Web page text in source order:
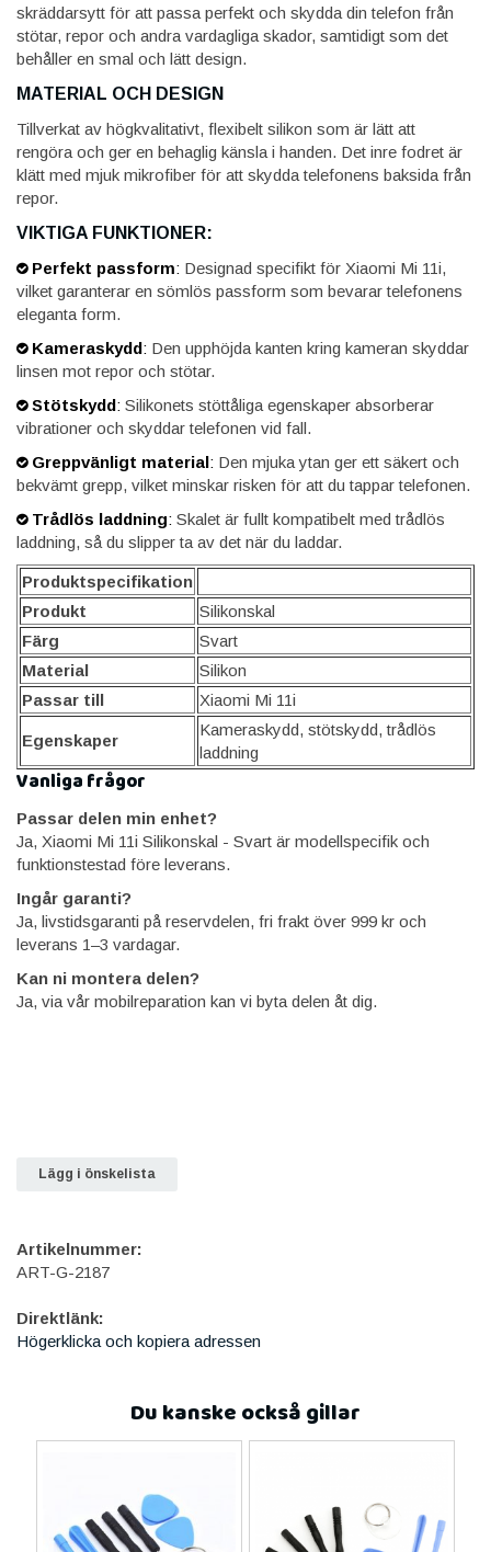
skräddarsytt för att passa perfekt och skydda din telefon från
stötar, repor och andra vardagliga skador, samtidigt som det
behåller en smal och lätt design.
MATERIAL OCH DESIGN
Tillverkat av högkvalitativt, flexibelt silikon som är lätt att
rengöra och ger en behaglig känsla i handen. Det inre fodret är
klätt med mjuk mikrofiber för att skydda telefonens baksida från
repor.
VIKTIGA FUNKTIONER:
Perfekt passform: Designad specifikt för Xiaomi Mi 11i,
vilket garanterar en sömlös passform som bevarar telefonens
eleganta form.
Kameraskydd: Den upphöjda kanten kring kameran skyddar
linsen mot repor och stötar.
Stötskydd: Silikonets stöttåliga egenskaper absorberar
vibrationer och skyddar telefonen vid fall.
Greppvänligt material: Den mjuka ytan ger ett säkert och
bekvämt grepp, vilket minskar risken för att du tappar telefonen.
Trådlös laddning: Skalet är fullt kompatibelt med trådlös
laddning, så du slipper ta av det när du laddar.
Produktspecifikation
Produkt
Silikonskal
Färg
Svart
Material
Silikon
Passar till
Xiaomi Mi 11i
Egenskaper
Kameraskydd, stötskydd, trådlös
laddning
Vanliga frågor
Passar delen min enhet?
Ja, Xiaomi Mi 11i Silikonskal - Svart är modellspecifik och
funktionstestad före leverans.
Ingår garanti?
Ja, livstidsgaranti på reservdelen, fri frakt över 999 kr och
leverans 1–3 vardagar.
Kan ni montera delen?
Ja, via vår mobilreparation kan vi byta delen åt dig.
Lägg i önskelista
Artikelnummer:
ART-G-2187
Direktlänk:
Högerklicka och kopiera adressen
Du kanske också gillar